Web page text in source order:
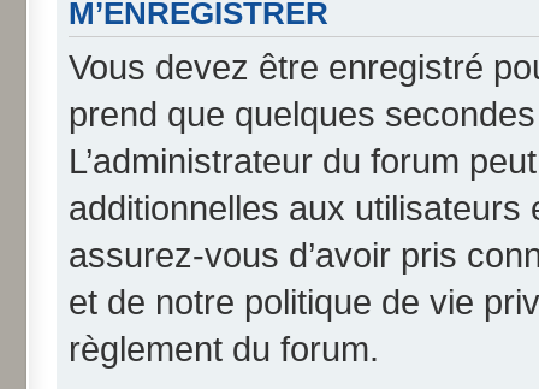
M’ENREGISTRER
Vous devez être enregistré
prend que quelques
L’administrateur du forum
additionnelles aux
assurez-vous d’avoir pris
et de notre politique de vie
règlement du forum.